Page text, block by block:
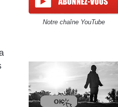
Notre chaîne YouTube